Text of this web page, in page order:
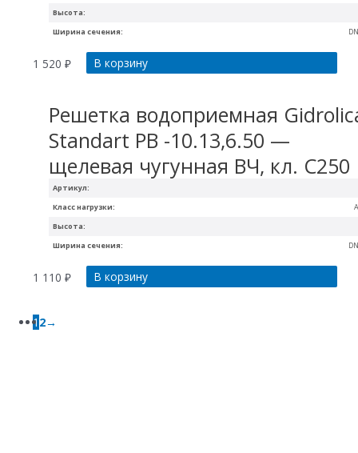
Ширина сечения:
Высота:
1 520₽ В корзину
Артикул:
Ширина сечения:
Высота:
Класс нагрузки:
Решетка водоприемная
Standart РВ -10.13,6.50 —
щелевая чугунная ВЧ, кл. С250
1 110₽ В корзину
1 2→